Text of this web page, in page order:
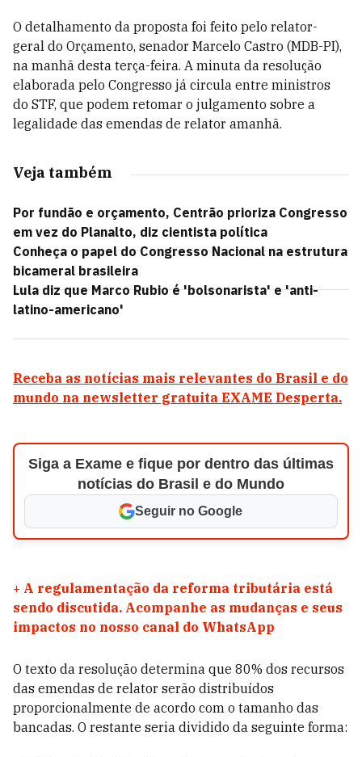
O detalhamento da proposta foi feito pelo relator-
geral do Orçamento, senador Marcelo Castro (MDB-PI),
na manhã desta terça-feira. A minuta da resolução
elaborada pelo Congresso já circula entre ministros
do STF, que podem retomar o julgamento sobre a
legalidade das emendas de relator amanhã.
Veja também
Por fundão e orçamento, Centrão prioriza Congresso
em vez do Planalto, diz cientista política
Conheça o papel do Congresso Nacional na estrutura
bicameral brasileira
Lula diz que Marco Rubio é 'bolsonarista' e 'anti-
latino-americano'
Receba as notícias mais relevantes do Brasil e do
mundo na newsletter gratuita EXAME Desperta.
Siga a Exame e fique por dentro das últimas
notícias do Brasil e do Mundo
Seguir no Google
+ A regulamentação da reforma tributária está
sendo discutida. Acompanhe as mudanças e seus
impactos no nosso canal do WhatsApp
O texto da resolução determina que 80% dos recursos
das emendas de relator serão distribuídos
proporcionalmente de acordo com o tamanho das
bancadas. O restante seria dividido da seguinte forma: